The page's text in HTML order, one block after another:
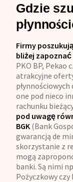
Gdzie
Firmy
bliżej
PKO BP, Pekao
atrakcyjne
one pod nieco
rachunku
pod uwagę
BGK (Bank
gwarancją de
skorzystanie z
mogą
banki. Są nimi
Pożyczkowy